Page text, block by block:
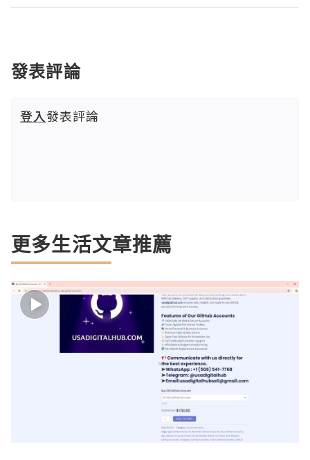
發表評論
登入發表評論
更多生活文章推薦